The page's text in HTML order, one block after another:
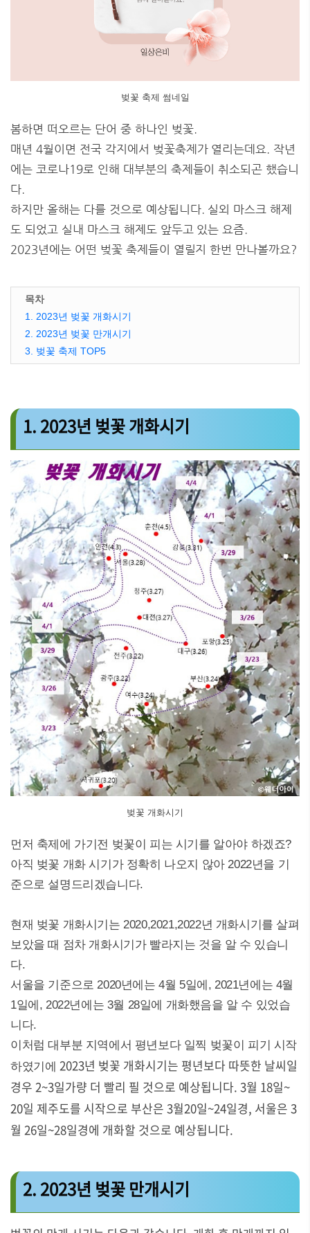
벚꽃 축제 썸네일
봄하면 떠오르는 단어 중 하나인 벚꽃.
매년 4월이면 전국 각지에서 벚꽃축제가 열리는데요. 작년
에는 코로나19로 인해 대부분의 축제들이 취소되곤 했습니
다.
하지만 올해는 다를 것으로 예상됩니다. 실외 마스크 해제
도 되었고 실내 마스크 해제도 앞두고 있는 요즘.
2023년에는 어떤 벚꽃 축제들이 열릴지 한번 만나볼까요?
목차
1. 2023년 벚꽃 개화시기
2. 2023년 벚꽃 만개시기
3. 벚꽃 축제 TOP5
1. 2023년 벚꽃 개화시기
벚꽃 개화시기
먼저 축제에 가기전 벚꽃이 피는 시기를 알아야 하겠죠?
아직 벚꽃 개화 시기가 정확히 나오지 않아 2022년을 기
준으로 설명드리겠습니다.
현재 벚꽃 개화시기는 2020,2021,2022년 개화시기를 살펴
보았을 때 점차 개화시기가 빨라지는 것을 알 수 있습니
다.
서울을 기준으로 2020년에는 4월 5일에, 2021년에는 4월
1일에, 2022년에는 3월 28일에 개화했음을 알 수 있었습
니다.
이처럼 대부분 지역에서 평년보다 일찍 벚꽃이 피기 시작
하였기에 2023년 벚꽃 개화시기는 평년보다 따뜻한 날씨일
경우 2~3일가량 더 빨리 필 것으로 예상됩니다. 3월 18일~
20일 제주도를 시작으로 부산은 3월20일~24일경, 서울은 3
월 26일~28일경에 개화할 것으로 예상됩니다.
2. 2023년 벚꽃 만개시기